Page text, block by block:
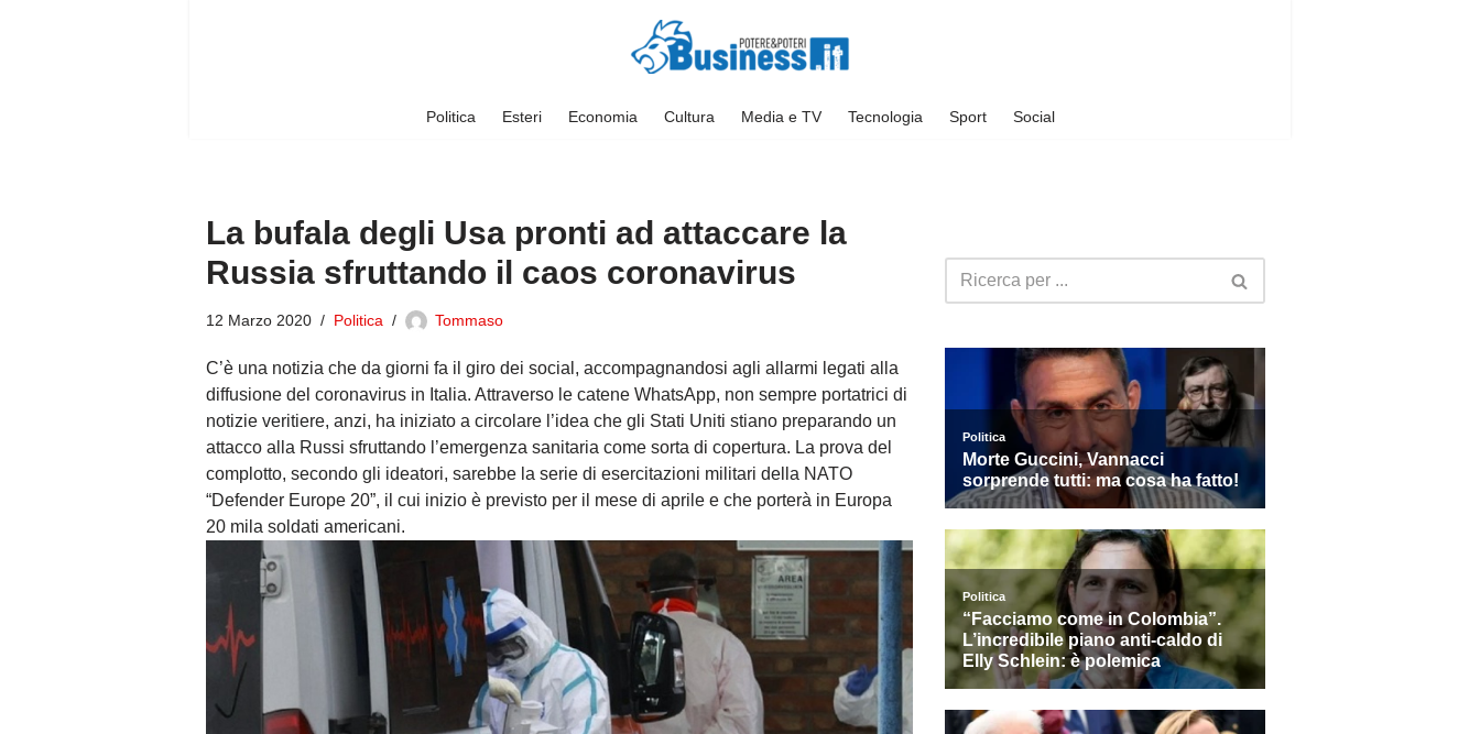
Politica Esteri Economia Cultura Media e TV Tecnologia Sport Social
La bufala degli Usa pronti ad attaccare la
Russia sfruttando il caos coronavirus
12 Marzo 2020 Politica Tommaso
C’è una notizia che da giorni fa il giro dei social, accompagnandosi agli allarmi legati alla
diffusione del coronavirus in Italia. Attraverso le catene WhatsApp, non sempre portatrici di
notizie veritiere, anzi, ha iniziato a circolare l’idea che gli Stati Uniti stiano preparando un
attacco alla Russi sfruttando l’emergenza sanitaria come sorta di copertura. La prova del
complotto, secondo gli ideatori, sarebbe la serie di esercitazioni militari della NATO
“Defender Europe 20”, il cui inizio è previsto per il mese di aprile e che porterà in Europa
20 mila soldati americani.